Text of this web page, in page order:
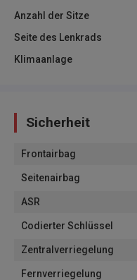
Anzahl der Sitze
Seite des Lenkrads
Klimaanlage
Sicherheit
Frontairbag
Seitenairbag
ASR
Codierter Schlüssel
Zentralverriegelung
Fernverriegelung